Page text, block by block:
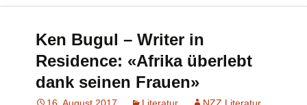
Ken Bugul – Writer in
Residence: «Afrika überlebt
dank seinen Frauen»